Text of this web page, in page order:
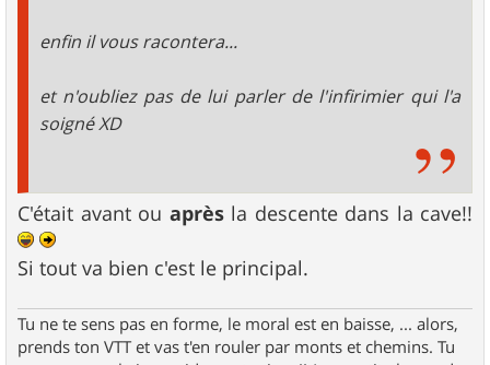
enfin il vous racontera...
et n'oubliez pas de lui parler de l'infirimier qui l'a
soigné XD
C'était avant ou aprèsla descente dans la cave!!
Si tout va bien c'est le principal.
Tu ne te sens pas en forme, le moral est en baisse, ... alors,
prends ton VTT et vas t'en rouler par monts et chemins. Tu